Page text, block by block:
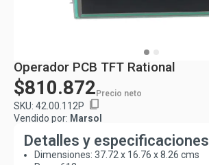
Operador PCB TFT Rational
$810.872 Precio neto
SKU: 42.00.112P content_copy
Vendido por: Marsol
Detalles y especificaciones
Dimensiones: 37.72 x 16.76 x 8.26 cms